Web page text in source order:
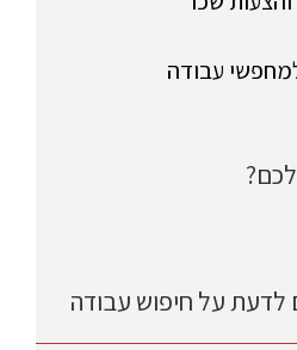
עבודה
על חיפוש עבודה